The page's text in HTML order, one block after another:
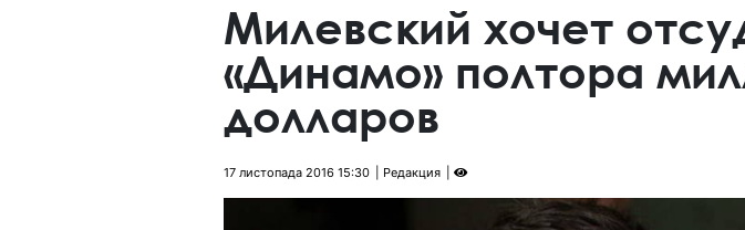
Милевский хочет
«Динамо» полтора
долларов
17 листопада 2016 15:30 Редакция